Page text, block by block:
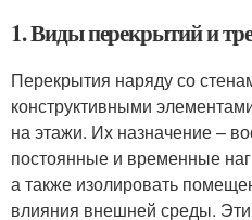
1. Виды перекрытий и
Перекрытия наряду со
конструктивными
на этажи. Их назначение –
постоянные и временные
а также изолировать
влияния внешней среды.